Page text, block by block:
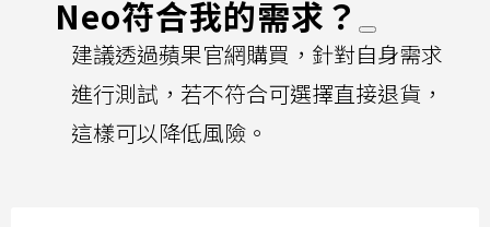
Neo符合我的需求？
建議透過蘋果官網購買，針對自身需求
進行測試，若不符合可選擇直接退貨，
這樣可以降低風險。